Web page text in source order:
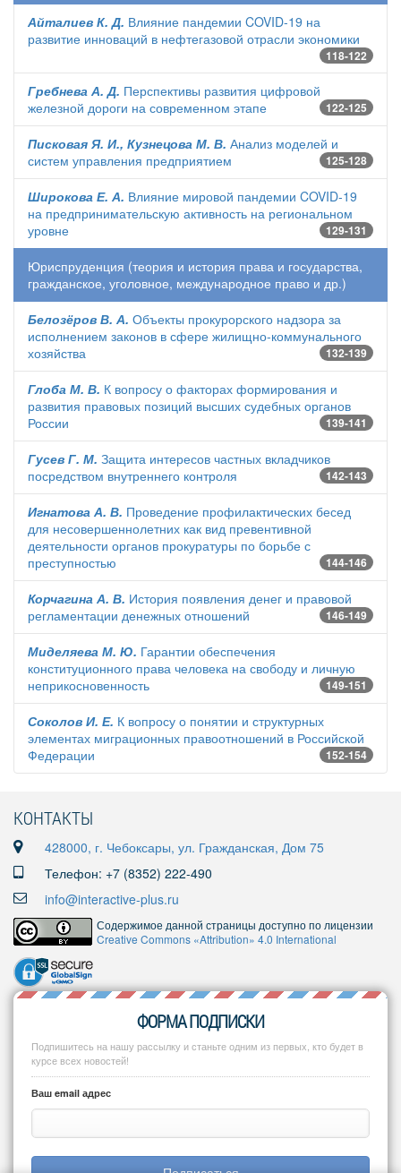
Айталиев К. Д. Влияние пандемии COVID-19 на
развитие инноваций в нефтегазовой отрасли экономики
118-122
Гребнева А. Д. Перспективы развития цифровой
железной дороги на современном этапе
122-125
Писковая Я. И., Кузнецова М. В. Анализ моделей и
систем управления предприятием
125-128
Широкова Е. А. Влияние мировой пандемии COVID-19
на предпринимательскую активность на региональном
уровне
129-131
Юриспруденция (теория и история права и государства,
гражданское, уголовное, международное право и др.)
Белозёров В. А. Объекты прокурорского надзора за
исполнением законов в сфере жилищно-коммунального
хозяйства
132-139
Глоба М. В. К вопросу о факторах формирования и
развития правовых позиций высших судебных органов
России
139-141
Гусев Г. М. Защита интересов частных вкладчиков
посредством внутреннего контроля
142-143
Игнатова А. В. Проведение профилактических бесед
для несовершеннолетних как вид превентивной
деятельности органов прокуратуры по борьбе с
преступностью
144-146
Корчагина А. В. История появления денег и правовой
регламентации денежных отношений
146-149
Миделяева М. Ю. Гарантии обеспечения
конституционного права человека на свободу и личную
неприкосновенность
149-151
Соколов И. Е. К вопросу о понятии и структурных
элементах миграционных правоотношений в Российской
Федерации
152-154
КОНТАКТЫ
428000, г. Чебоксары, ул. Гражданская, Дом 75
Телефон: +7 (8352) 222-490
info@interactive-plus.ru
Содержимое данной страницы доступно по лицензии
Creative Commons «Attribution» 4.0 International
ФОРМА ПОДПИСКИ
Подпишитесь на нашу рассылку и станьте одним из первых, кто будет в
курсе всех новостей!
Ваш email адрес